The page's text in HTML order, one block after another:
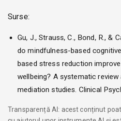
Surse:
Gu, J., Strauss, C., Bond, R., &
do mindfulness-based
based stress reduction
wellbeing? A systematic
mediation studies. Clinical
Transparență AI: acest conținut